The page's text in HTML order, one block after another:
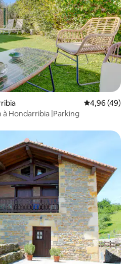
Évaluation
4,96 (49)
à Hondarribia |Parking